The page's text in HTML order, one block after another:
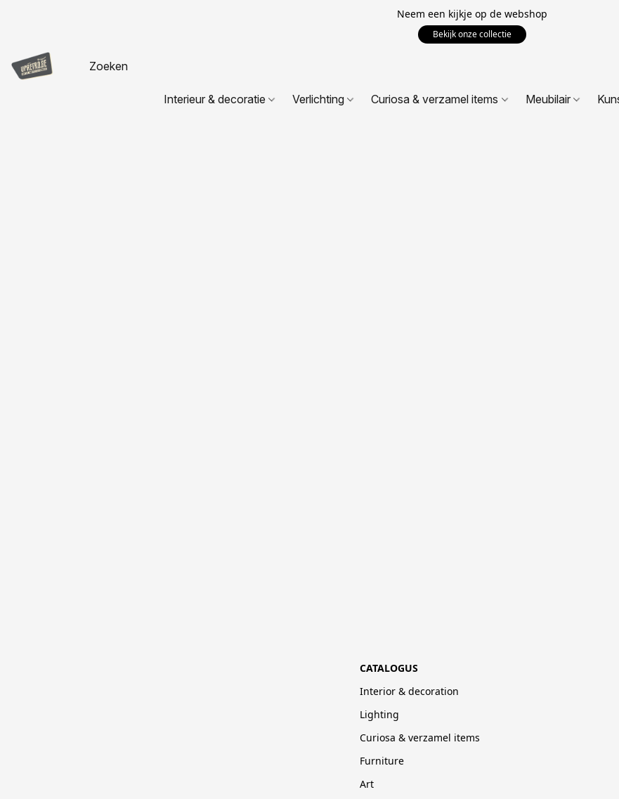
Neem een kijkje op de webshop
Bekijk onze collectie
Interieur & decoratie Verlichting Curiosa & verzamel items Meubilair
CATALOGUS
Interior & decoration
Lighting
Curiosa & verzamel items
Furniture
Art